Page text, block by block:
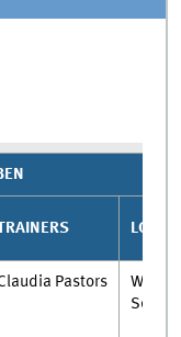
Pastors
Web-